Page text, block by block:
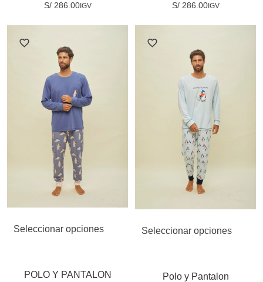
S/286.00IGV S/286.00IGV
Seleccionar opciones
POLO Y PANTALON
Seleccionar opciones
Polo y Pantalon